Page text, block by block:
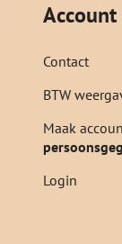
Account
Contact
BTW
Maak
Login